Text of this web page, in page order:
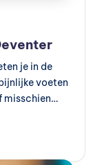
je in de
voeten
misschien…